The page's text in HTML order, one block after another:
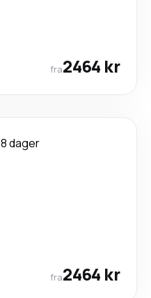
fra2464 kr
8 dager
fra2464 kr